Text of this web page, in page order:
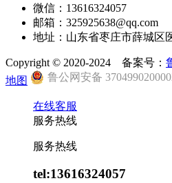
微信：13616324057
邮箱：325925638@qq.com
地址：山东省枣庄市薛城区
Copyright © 2020-2024 备案号：
地图
鲁公网安备
在线客服
服务热线
服务热线
tel:13616324057